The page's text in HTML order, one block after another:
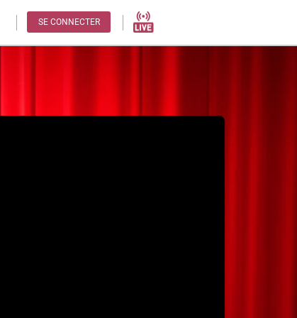
SE CONNECTER